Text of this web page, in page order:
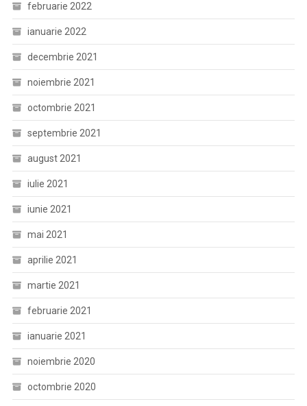
februarie 2022
ianuarie 2022
decembrie 2021
noiembrie 2021
octombrie 2021
septembrie 2021
august 2021
iulie 2021
iunie 2021
mai 2021
aprilie 2021
martie 2021
februarie 2021
ianuarie 2021
noiembrie 2020
octombrie 2020